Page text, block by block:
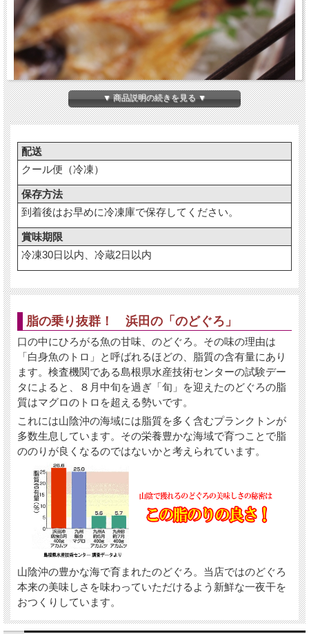
この旨さ のどぐろを於いて他になし
のどぐろの特徴と言えば、脂の乗りの良さがあげられます
が、脂の乗りは勿論のこと、上品でありながらもしっかりと
した旨みも兼ね備えているのがのどぐろです。
の良い脂が溢れ出してくる・・・
この旨さを味わえるのは、のどぐろを於いて他にありませ
ん。
存在感あふれる姿で、食卓を華やかに彩ります。
ボリューム感も十分で２～３人で取り分けてお召し上がるの
に丁度よい大きさです。
※乾燥後冷凍前のg表示の為、冷凍後は減少します
▼ 商品説明の続きを見る ▼
配送
クール便（冷凍）
保存方法
到着後はお早めに冷凍庫で保存してください。
賞味期限
冷凍30日以内、冷蔵2日以内
脂の乗り抜群！ 浜田の「のどぐろ」
口の中にひろがる魚の甘味、のどぐろ。その味の理由は
「白身魚のトロ」と呼ばれるほどの、脂質の含有量にあり
ます。検査機関である島根県水産技術センターの試験デー
タによると、８月中旬を過ぎ「旬」を迎えたのどぐろの脂
質はマグロのトロを超える勢いです。
これには山陰沖の海域には脂質を多く含むプランクトンが
多数生息しています。その栄養豊かな海域で育つことで脂
ののりが良くなるのではないかと考えられています。
山陰沖の豊かな海で育まれたのどぐろ。当店ではのどぐろ
本来の美味しさを味わっていただけるよう新鮮な一夜干を
おつくりしています。